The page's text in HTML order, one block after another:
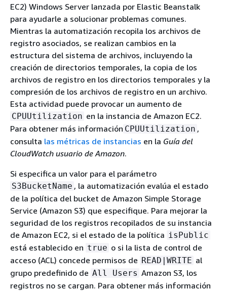
EC2) Windows Server lanzada por Elastic Beanstalk
para ayudarle a solucionar problemas comunes.
Mientras la automatización recopila los archivos de
registro asociados, se realizan cambios en la
estructura del sistema de archivos, incluyendo la
creación de directorios temporales, la copia de los
archivos de registro en los directorios temporales y la
compresión de los archivos de registro en un archivo.
Esta actividad puede provocar un aumento de
CPUUtilization en la instancia de Amazon EC2.
Para obtener más información CPUUtilization ,
consulta las métricas de instancias en la Guía del
CloudWatch usuario de Amazon.
Si especifica un valor para el parámetro
S3BucketName , la automatización evalúa el estado
de la política del bucket de Amazon Simple Storage
Service (Amazon S3) que especifique. Para mejorar la
seguridad de los registros recopilados de su instancia
de Amazon EC2, si el estado de la política isPublic
está establecido en true o si la lista de control de
acceso (ACL) concede permisos de READ|WRITE al
grupo predefinido de All Users Amazon S3, los
registros no se cargan. Para obtener más información